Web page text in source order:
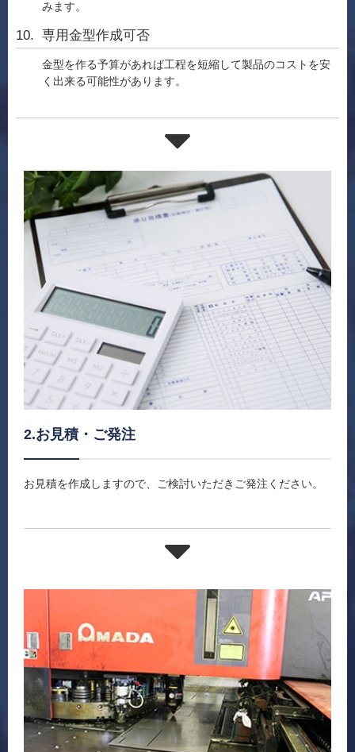
みます。
専用金型作成可否
金型を作る予算があれば工程を短縮して製品のコストを安
く出来る可能性があります。
2.お見積・ご発注
お見積を作成しますので、ご検討いただきご発注ください。